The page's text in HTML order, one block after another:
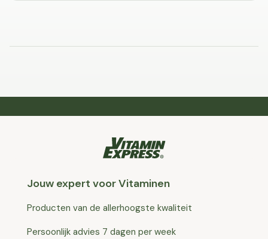
Jouw expert voor Vitaminen
Producten van de allerhoogste kwaliteit
Persoonlijk advies 7 dagen per week